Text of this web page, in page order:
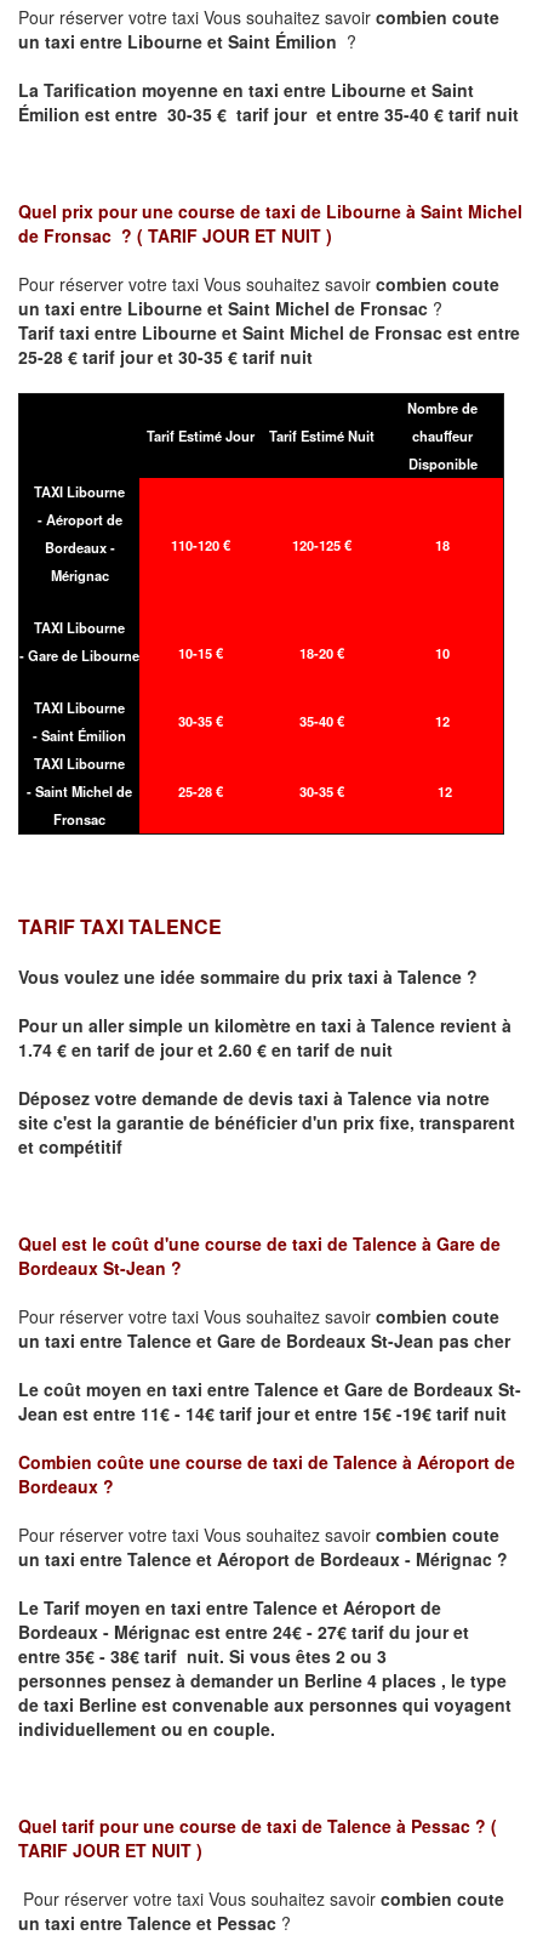
Pour réserver votre taxi Vous souhaitez savoir combien coute
un taxi entre Libourne et Saint Émilion ?
La Tarification moyenne en taxi entre Libourne et Saint
Émilion est entre 30-35 € tarif jour et entre 35-40 € tarif nuit
Quel prix pour une course de taxi de Libourne à Saint Michel
de Fronsac ? ( TARIF JOUR ET NUIT )
Pour réserver votre taxi Vous souhaitez savoir combien coute
un taxi entre Libourne et Saint Michel de Fronsac ?
Tarif taxi entre Libourne et Saint Michel de Fronsac est entre
25-28 € tarif jour et 30-35 € tarif nuit
Tarif Estimé Jour Tarif Estimé Nuit
Nombre de
chauffeur
Disponible
TAXI Libourne
- Aéroport de
Bordeaux -
Mérignac
110-120 € 120-125 € 18
TAXI Libourne
- Gare de Libourne
10-15 € 18-20 € 10
TAXI Libourne
- Saint Émilion
30-35 € 35-40 € 12
TAXI Libourne
- Saint Michel de
Fronsac
25-28 € 30-35 € 12
TARIF TAXI TALENCE
Vous voulez une idée sommaire du prix taxi à Talence ?
Pour un aller simple un kilomètre en taxi à Talence revient à
1.74 € en tarif de jour et 2.60 € en tarif de nuit
Déposez votre demande de devis taxi à Talence via notre
site c'est la garantie de bénéficier d'un prix fixe, transparent
et compétitif
Quel est le coût d'une course de taxi de Talence à Gare de
Bordeaux St-Jean ?
Pour réserver votre taxi Vous souhaitez savoir combien coute
un taxi entre Talence et Gare de Bordeaux St-Jean pas cher
Le coût moyen en taxi entre Talence et Gare de Bordeaux St-
Jean est entre 11€ - 14€ tarif jour et entre 15€ -19€ tarif nuit
Combien coûte une course de taxi de Talence à Aéroport de
Bordeaux ?
Pour réserver votre taxi Vous souhaitez savoir combien coute
un taxi entre Talence et Aéroport de Bordeaux - Mérignac ?
Le Tarif moyen en taxi entre Talence et Aéroport de
Bordeaux - Mérignac est entre 24€ - 27€ tarif du jour et
entre 35€ - 38€ tarif nuit. Si vous êtes 2 ou 3
personnes pensez à demander un Berline 4 places , le type
de taxi Berline est convenable aux personnes qui voyagent
individuellement ou en couple.
Quel tarif pour une course de taxi de Talence à Pessac ? (
TARIF JOUR ET NUIT )
Pour réserver votre taxi Vous souhaitez savoir combien coute
un taxi entre Talence et Pessac ?